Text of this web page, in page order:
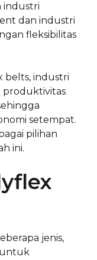
industri
dan industri
fleksibilitas
belts, industri
produktivitas
setempat.
pilihan
ini.
jenis,
untuk